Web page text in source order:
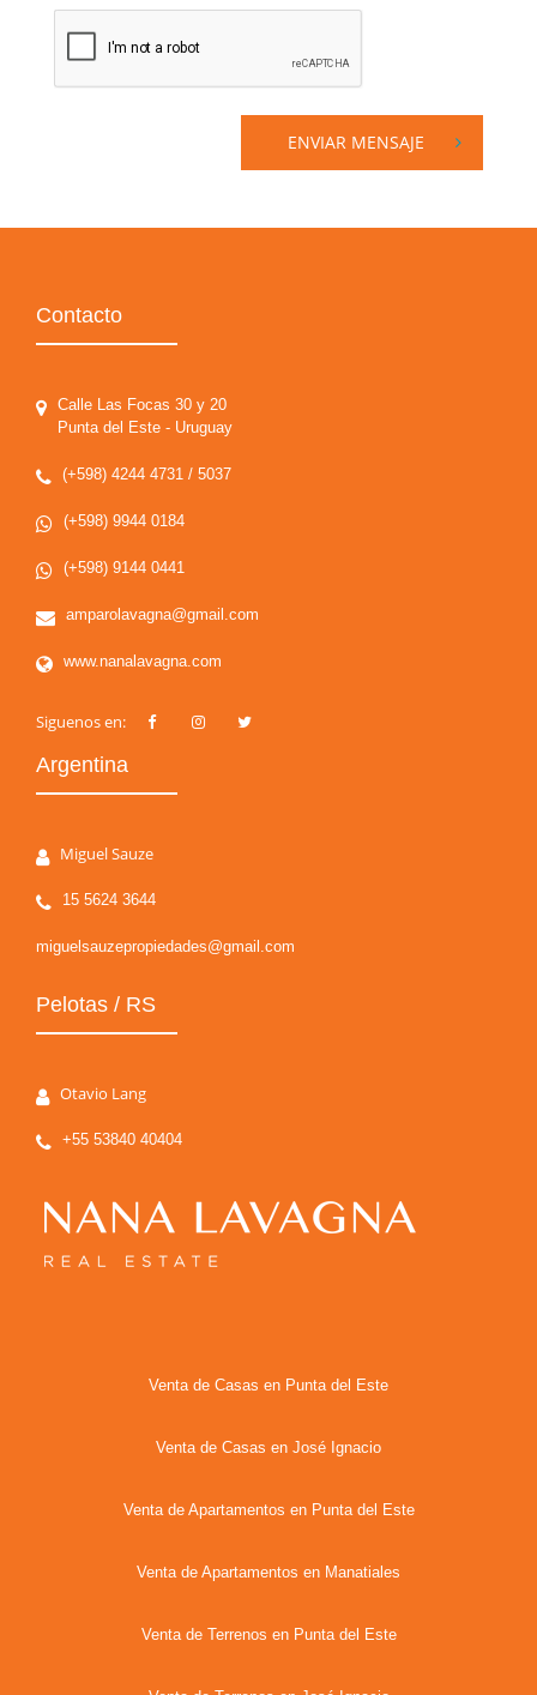
ENVIAR MENSAJE
Contacto
Calle Las Focas 30 y 20
Punta del Este - Uruguay
(+598) 4244 4731 / 5037
(+598) 9944 0184
(+598) 9144 0441
amparolavagna@gmail.com
www.nanalavagna.com
Siguenos en:
Argentina
Miguel Sauze
15 5624 3644
miguelsauzepropiedades@gmail.com
Pelotas / RS
Otavio Lang
+55 53840 40404
Venta de Casas en Punta del Este
Venta de Casas en José Ignacio
Venta de Apartamentos en Punta del Este
Venta de Apartamentos en Manatiales
Venta de Terrenos en Punta del Este